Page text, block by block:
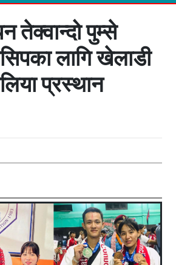
तेक्वान्दो पुम्से
लागि खेलाडी
प्रस्थान